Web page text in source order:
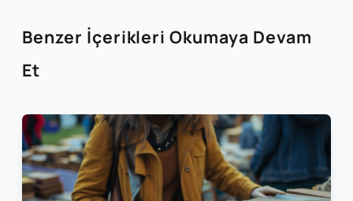
Benzer İçerikleri Okumaya Devam
Et